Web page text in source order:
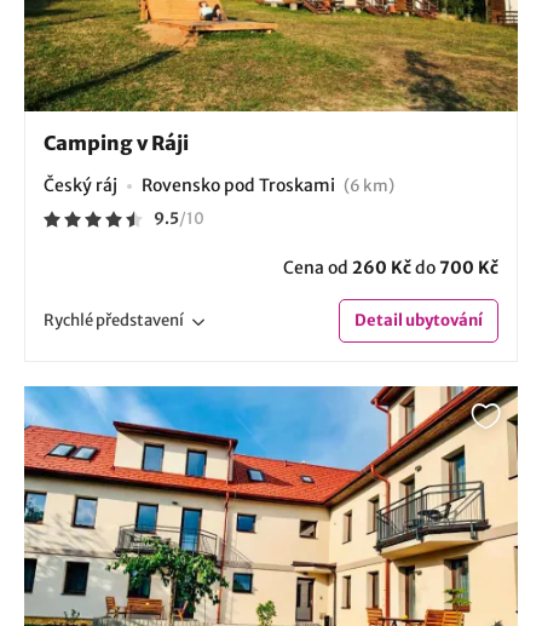
Camping v Ráji
Český ráj Rovensko pod Troskami (6 km)
9.5/10
Cena od 260 Kčdo700 Kč
Rychlépředstavení Detailubytování